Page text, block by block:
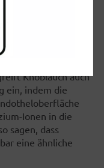
werden konnte,
standardisierten
Erhöhung von HDL-
von LDL-
Knoblauch auch
ein, indem die
Ionen in die
sagen, dass
eine ähnliche